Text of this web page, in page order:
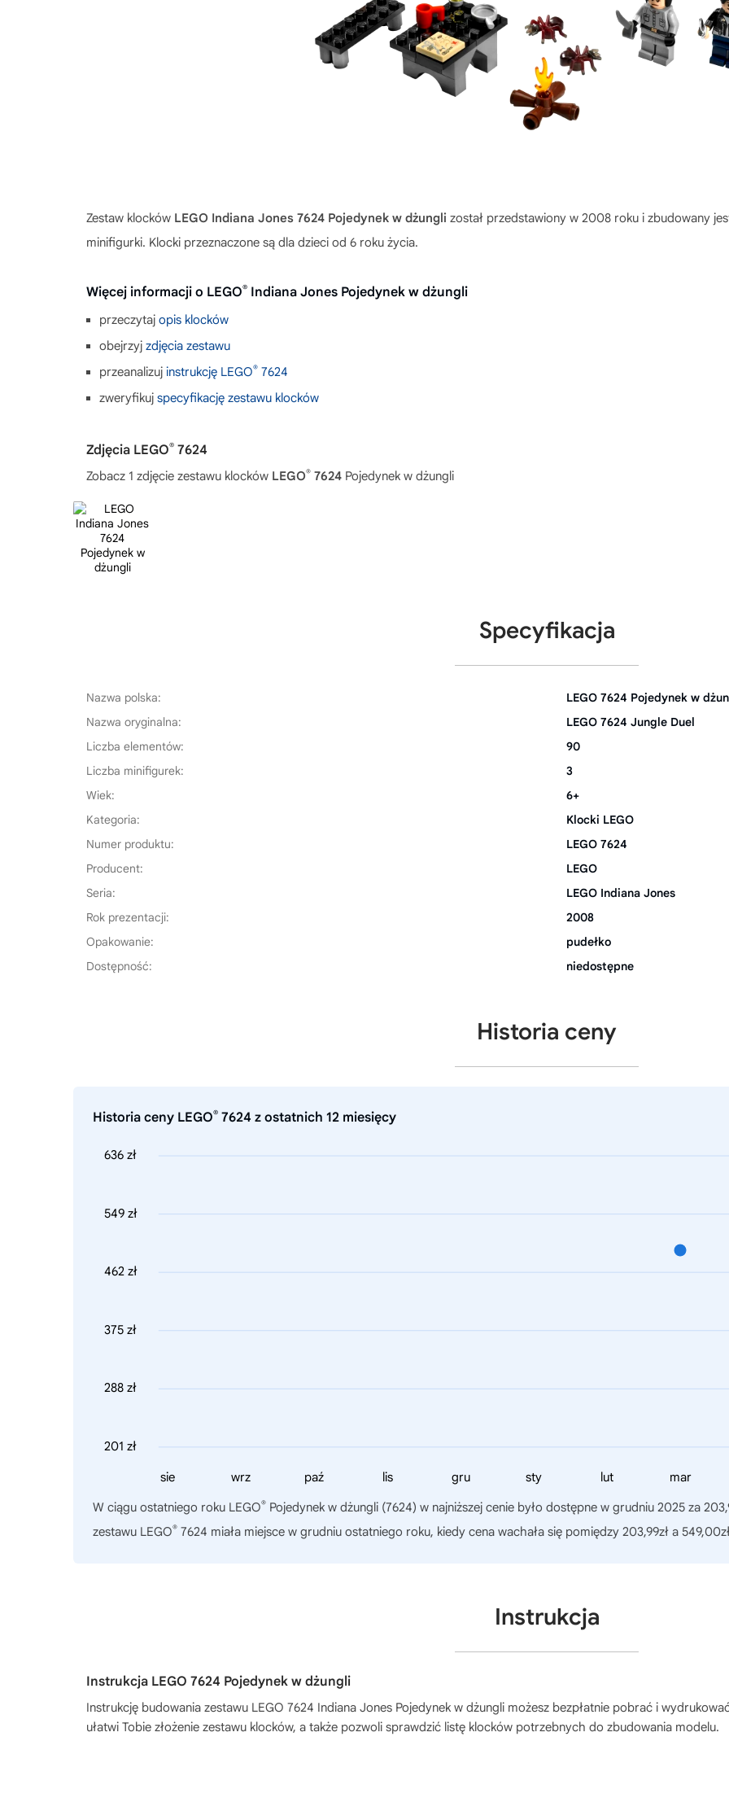
Zestaw klocków LEGO Indiana Jones 7624 Pojedynek w dżungli został przedstawiony w 2008 roku i zbudowany
minifigurki. Klocki przeznaczone są dla dzieci od 6 roku życia.
Więcej informacji o LEGO® Indiana Jones Pojedynek w dżungli
przeczytaj opis klocków
obejrzyj zdjęcia zestawu
przeanalizuj instrukcję LEGO® 7624
zweryfikuj specyfikację zestawu klocków
Zdjęcia LEGO® 7624
Zobacz 1 zdjęcie zestawu klocków LEGO® 7624 Pojedynek w dżungli
Specyfikacja
Nazwa polska:
LEGO 7624 Pojedynek w
Nazwa oryginalna:
LEGO 7624 Jungle Duel
Liczba elementów:
90
Liczba minifigurek:
3
Wiek:
6+
Kategoria:
Klocki LEGO
Numer produktu:
LEGO 7624
Producent:
LEGO
Seria:
LEGO Indiana Jones
Rok prezentacji:
2008
Opakowanie:
pudełko
Dostępność:
niedostępne
Historia ceny
Historia ceny LEGO® 7624 z ostatnich 12 miesięcy
636 zł
549 zł
462 zł
375 zł
288 zł
201 zł
mar
lut
sty
gru
lis
paź
wrz
sie
W ciągu ostatniego roku LEGO® Pojedynek w dżungli (7624) w najniższej cenie było dostępne w grudniu 2025 za
zestawu LEGO® 7624 miała miejsce w grudniu ostatniego roku, kiedy cena wachała się pomiędzy 203,99zł a
Instrukcja
Instrukcja LEGO 7624 Pojedynek w dżungli
Instrukcję budowania zestawu LEGO 7624 Indiana Jones Pojedynek w dżungli możesz bezpłatnie pobrać i
ułatwi Tobie złożenie zestawu klocków, a także pozwoli sprawdzić listę klocków potrzebnych do zbudowania modelu.